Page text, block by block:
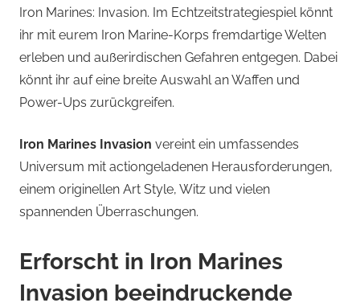
Iron Marines: Invasion. Im Echtzeitstrategiespiel könnt
ihr mit eurem Iron Marine-Korps fremdartige Welten
erleben und außerirdischen Gefahren entgegen. Dabei
könnt ihr auf eine breite Auswahl an Waffen und
Power-Ups zurückgreifen.
Iron Marines Invasion vereint ein umfassendes
Universum mit actiongeladenen Herausforderungen,
einem originellen Art Style, Witz und vielen
spannenden Überraschungen.
Erforscht in Iron Marines
Invasion beeindruckende